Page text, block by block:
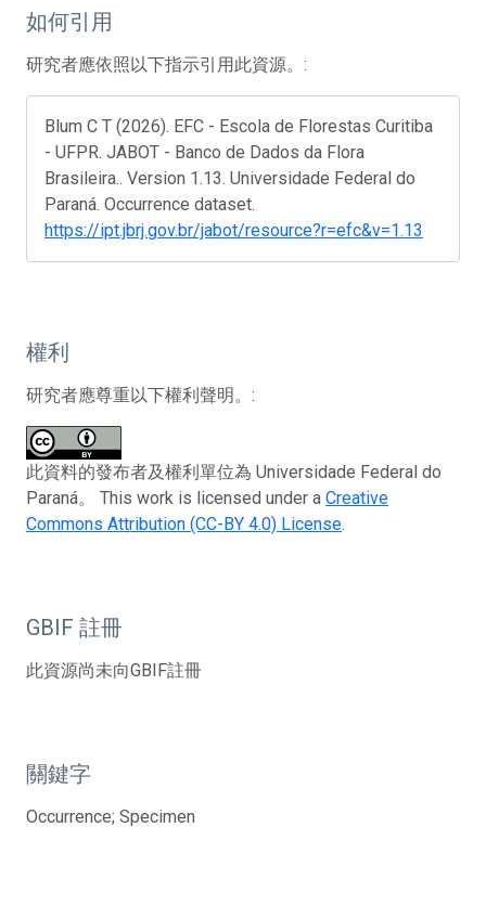
如何引用
研究者應依照以下指示引用此資源。:
Blum C T (2026). EFC - Escola de Florestas Curitiba
- UFPR. JABOT - Banco de Dados da Flora
Brasileira.. Version 1.13. Universidade Federal do
Paraná. Occurrence dataset.
https://ipt.jbrj.gov.br/jabot/resource?r=efc&v=1.13
權利
研究者應尊重以下權利聲明。:
此資料的發布者及權利單位為 Universidade Federal do
Paraná。 This work is licensed under a Creative
Commons Attribution (CC-BY 4.0) License.
GBIF 註冊
此資源尚未向GBIF註冊
關鍵字
Occurrence; Specimen